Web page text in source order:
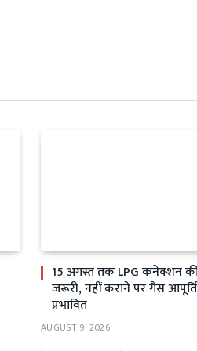
15 अगस्त तक LPG कनेक्शन
जरूरी, नहीं कराने पर गैस
प्रभावित
AUGUST 9, 2026